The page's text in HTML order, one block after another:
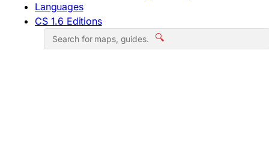
Languages
CS 1.6 Editions
🔍